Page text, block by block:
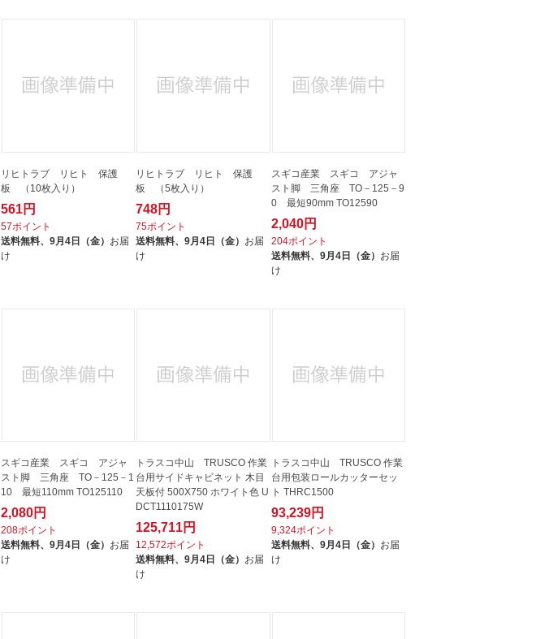
リヒトラブ リヒト 保護
板 （10枚入り）
561円
57ポイント
送料無料、 9月4日（金） お届
け
リヒトラブ リヒト 保護
板 （5枚入り）
748円
75ポイント
送料無料、9月4日（金） お届
け
スギコ産業 スギコ アジャ
スト脚 三角座 TO－125－9
0 最短90mm TO12590
2,040円
204ポイント
送料無料、 9月4日（金） お届
け
スギコ産業 スギコ アジャ
スト脚 三角座 TO－125－1
10 最短110mm TO125110
2,080円
208ポイント
送料無料、 9月4日（金） お届
け
トラスコ中山 TRUSCO 作業
台用サイドキャビネット 木目
天板付 500X750 ホワイト色 U
DCT1110175W
125,711円
12,572ポイント
送料無料、9月4日（金） お届
け
トラスコ中山 TRUSCO 作業
台用包装ロールカッターセッ
ト THRC1500
93,239円
9,324ポイント
送料無料、 9月4日（金） お届
け